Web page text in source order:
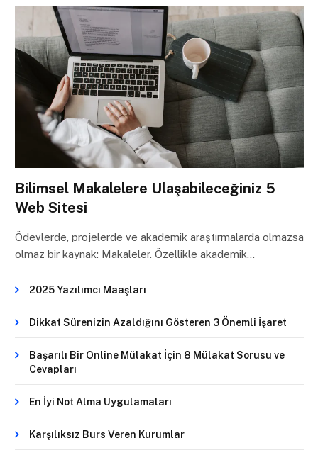
Bilimsel Makalelere Ulaşabileceğiniz 5
Web Sitesi
Ödevlerde, projelerde ve akademik araştırmalarda olmazsa
olmaz bir kaynak: Makaleler. Özellikle akademik…
2025 Yazılımcı Maaşları
Dikkat Sürenizin Azaldığını Gösteren 3 Önemli İşaret
Başarılı Bir Online Mülakat İçin 8 Mülakat Sorusu ve
Cevapları
En İyi Not Alma Uygulamaları
Karşılıksız Burs Veren Kurumlar